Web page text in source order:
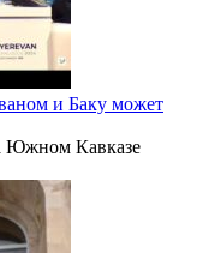
и Баку может
Южном Кавказе